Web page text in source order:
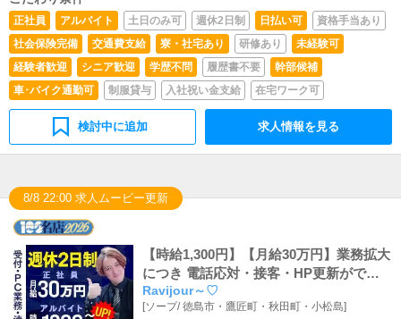
正社員 アルバイト 土日のみ可 週休2日制 日払い可
資格手当あり
社会保険完備
交通費支給 寮・社宅あり 研修あり
未経験可
経験者歓迎
シニア歓迎 学歴不問 履歴書不要
幹部候補
車･バイク通勤可
制服貸与 入社祝い金支給 在宅ワーク可
検討中に追加 求人情報を見る
8/8 22:00 求人ムービー更新
【時給1,300円】【月給30万円】業務拡大
につき 電話応対・接客・HP更新ができ
るスーパーアルバイトスタッフ・正社員
募集
Ravijour～♡
[ソープ/徳島市・鷹匠町・秋田町・小松島]